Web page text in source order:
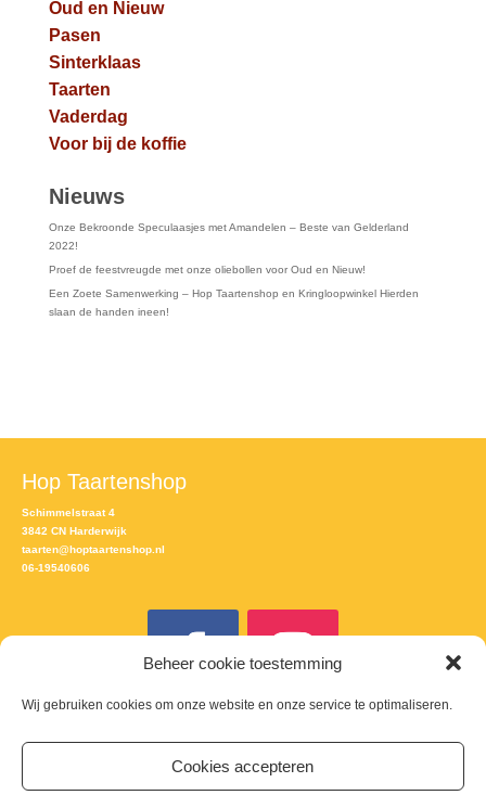
Beheer cookie toestemming
Wij gebruiken cookies om onze website en onze service te optimaliseren.
Cookies accepteren
Oud en Nieuw
Pasen
Sinterklaas
Taarten
Vaderdag
Voor bij de koffie
Nieuws
Onze Bekroonde Speculaasjes met Amandelen – Beste van Gelderland
2022!
Proef de feestvreugde met onze oliebollen voor Oud en Nieuw!
Een Zoete Samenwerking – Hop Taartenshop en Kringloopwinkel Hierden
slaan de handen ineen!
Hop Taartenshop
Schimmelstraat 4
3842 CN Harderwijk
taarten@hoptaartenshop.nl
06-19540606
Meld je aan voor de nieuwsbrief
Email